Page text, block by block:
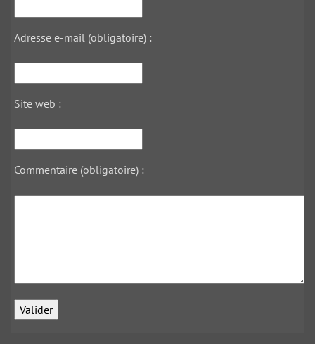
Adresse e-mail (obligatoire) :
Site web :
Commentaire (obligatoire) :